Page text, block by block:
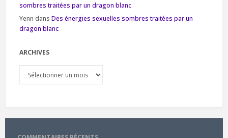
sombres traitées par un dragon blanc
Yenn dans Des énergies sexuelles sombres traitées par un
dragon blanc
ARCHIVES